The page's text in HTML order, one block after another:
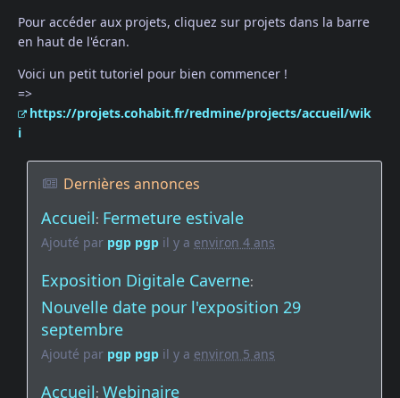
Pour accéder aux projets, cliquez sur projets dans la barre
en haut de l'écran.
Voici un petit tutoriel pour bien commencer !
=>
https://projets.cohabit.fr/redmine/projects/accueil/wik
i
Dernières annonces
Accueil: Fermeture estivale
Ajouté par pgp pgp il y a environ 4 ans
Exposition Digitale Caverne:
Nouvelle date pour l'exposition 29
septembre
Ajouté par pgp pgp il y a environ 5 ans
Accueil: Webinaire